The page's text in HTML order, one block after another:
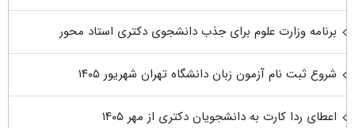
برنامه وزارت علوم برای جذب دانشجوی دکتری استاد محور
شروع ثبت نام آزمون زبان دانشگاه تهران شهریور ۱۴۰۵
اعطای ردا کارت به دانشجویان دکتری از مهر ۱۴۰۵